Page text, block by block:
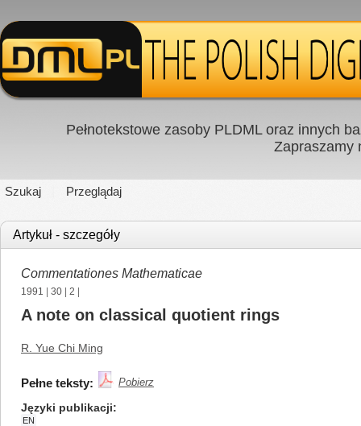
Pełnotekstowe zasoby PLDML oraz innych
Zapraszamy
Szukaj Przeglądaj
Artykuł - szczegóły
Commentationes Mathematicae
1991 30 2
A note on classical quotient rings
R. Yue Chi Ming
Pełne teksty: Pobierz
Języki publikacji
EN